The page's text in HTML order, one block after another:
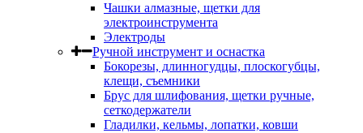
Чашки алмазные, щетки для
электроинструмента
Электроды
Ручной инструмент и оснастка
Бокорезы, длинногудцы, плоскогубцы,
клещи, съемники
Брус для шлифования, щетки ручные,
сеткодержатели
Гладилки, кельмы, лопатки, ковши